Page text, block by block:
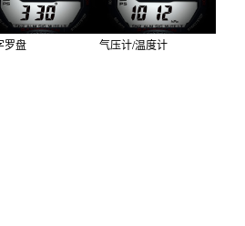
罗盘 气压计/温度计